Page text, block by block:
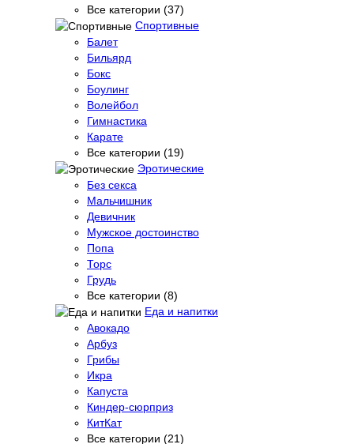
Все категории (37)
Спортивные
Балет
Бильярд
Бокс
Боулинг
Волейбол
Гимнастика
Карате
Все категории (19)
Эротические
Без секса
Мальчишник
Девичник
Мужское достоинство
Попа
Торс
Грудь
Все категории (8)
Еда и напитки
Авокадо
Арбуз
Грибы
Икра
Капуста
Киндер-сюрприз
КитКат
Все категории (21)